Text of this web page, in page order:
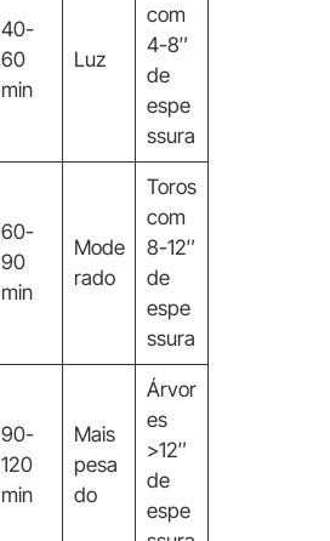
40-
60
min
Luz
com
4-8″
de
espe
ssura
60-
90
min
Mode
rado
Toros
com
8-12″
de
espe
ssura
90-
120
min
Mais
pesa
do
Árvor
es
>12″
de
espe